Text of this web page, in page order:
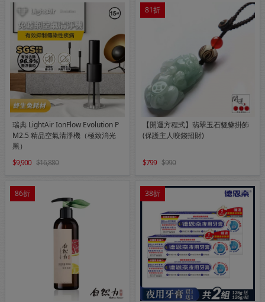
瑞典 LightAir IonFlow Evolution P
M2.5 精品空氣清淨機（極致消光
黑）
9,900
16,880
81折
【開運方程式】翡翠玉石貔貅掛飾
(保護主人咬錢招財)
799 990
86折 38折